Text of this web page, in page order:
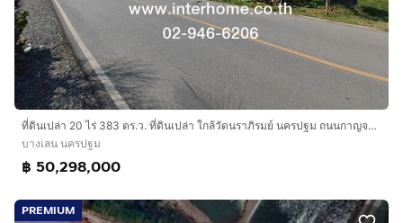
ที่ดินเปล่า 20 ไร่ 383 ตร.ว. ที่ดินเปล่า ใกล้วัดนราภิรมย์ นครปฐม ถนนกาญจนาภิเษก ถนนกรุงนนท์-จงถนอม บางเลน นครปฐม
บางเลน นครปฐม
฿ 50,298,000
PREMIUM